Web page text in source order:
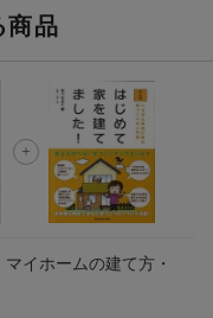
ータSIM（3GB/月プ
300円OFFクーポン
商品
イホームの建て方・